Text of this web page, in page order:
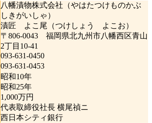
八幡漬物株式会社（やはたつけものかぶ
しきがいしゃ）
漬匠 よこ尾（つけしょう よこお）
〒806-0043 福岡県北九州市八幡西区青山
2丁目10-41
093-631-0450
093-631-0453
昭和10年
昭和25年
1,000万円
代表取締役社長 横尾禎ニ
西日本シティ銀行